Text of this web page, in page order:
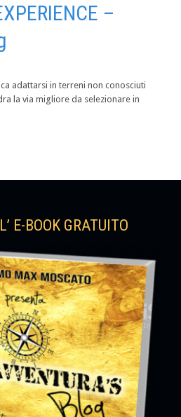
–
adattarsi in terreni non conosciuti
la via migliore da selezionare in
E-BOOK GRATUITO